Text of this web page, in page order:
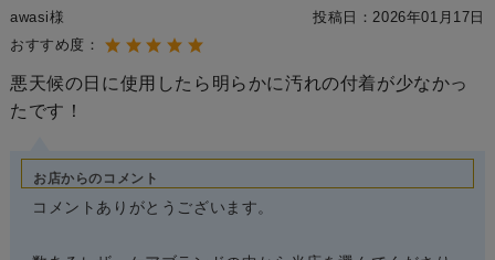
awasi様 投稿日：2026年01月17日
おすすめ度：
悪天候の日に使用したら明らかに汚れの付着が少なかっ
たです！
お店からのコメント
コメントありがとうございます。